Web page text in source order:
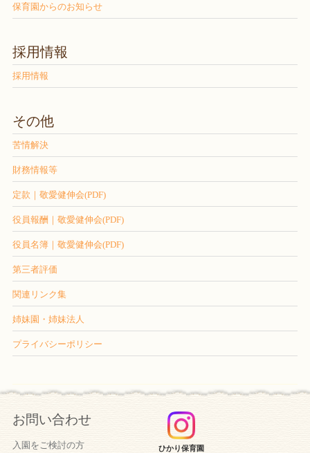
保育園からのお知らせ
採用情報
採用情報
その他
苦情解決
財務情報等
定款｜敬愛健伸会(PDF)
役員報酬｜敬愛健伸会(PDF)
役員名簿｜敬愛健伸会(PDF)
第三者評価
関連リンク集
姉妹園・姉妹法人
プライバシーポリシー
ひかり保育園
お問い合わせ
入園をご検討の方